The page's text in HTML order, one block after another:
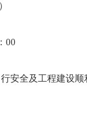
00
安全及工程建设